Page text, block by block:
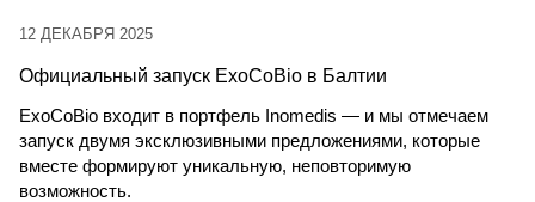
12 ДЕКАБРЯ 2025
Официальный запуск ExoCoBio в Балтии
ExoCoBio входит в портфель Inomedis — и мы отмечаем
запуск двумя эксклюзивными предложениями, которые
вместе формируют уникальную, неповторимую
возможность.